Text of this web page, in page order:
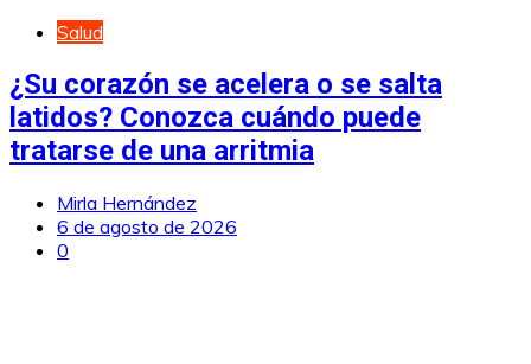
Salud
¿Su corazón se acelera o se salta
latidos? Conozca cuándo puede
tratarse de una arritmia
Mirla Hernández
6 de agosto de 2026
0